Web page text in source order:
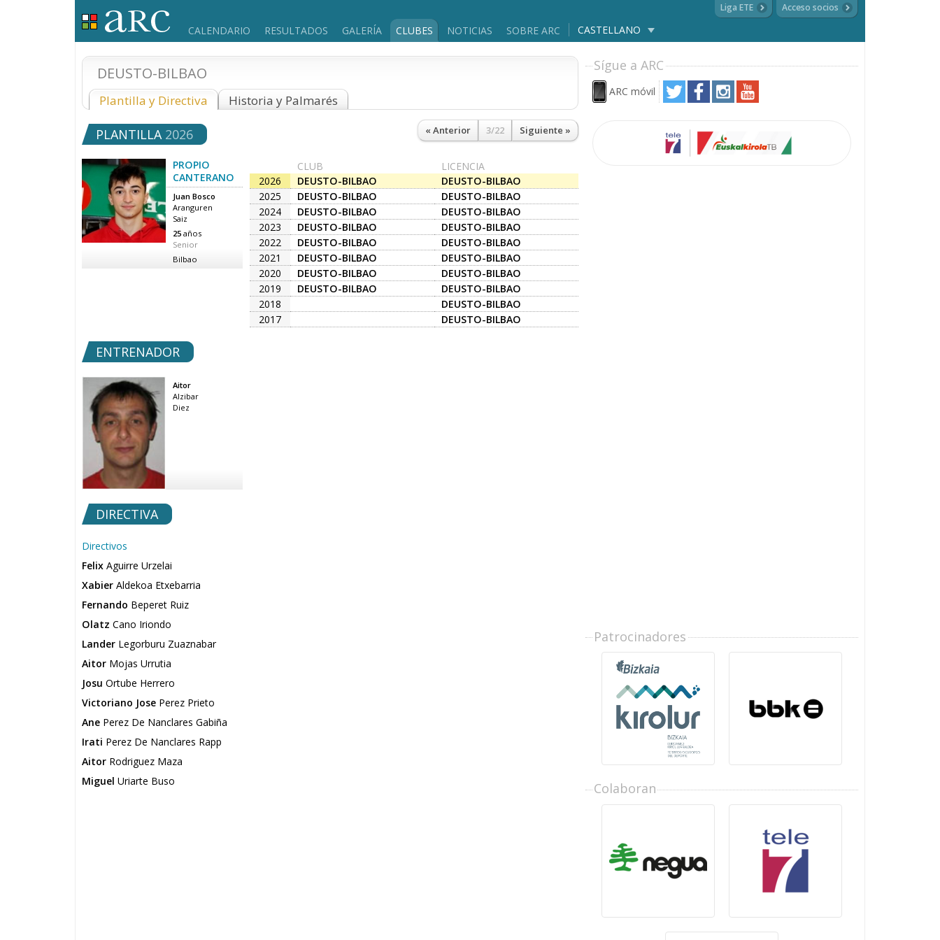
CALENDARIO RESULTADOS GALERÍA CLUBES NOTICIAS SOBRE ARC CASTELLANO
Liga ETE Acceso socios
DEUSTO-BILBAO
Plantilla y Directiva Historia y Palmarés
« Anterior 3/22 Siguiente »
PLANTILLA 2026
PROPIO
CANTERANO
Juan Bosco
Aranguren
Saiz
25 años
Senior
Bilbao
CLUB
LICENCIA
2026
DEUSTO-BILBAO
DEUSTO-BILBAO
2025
DEUSTO-BILBAO
DEUSTO-BILBAO
2024
DEUSTO-BILBAO
DEUSTO-BILBAO
2023
DEUSTO-BILBAO
DEUSTO-BILBAO
2022
DEUSTO-BILBAO
DEUSTO-BILBAO
2021
DEUSTO-BILBAO
DEUSTO-BILBAO
2020
DEUSTO-BILBAO
DEUSTO-BILBAO
2019
DEUSTO-BILBAO
DEUSTO-BILBAO
2018
DEUSTO-BILBAO
2017
DEUSTO-BILBAO
ENTRENADOR
Aitor
Alzibar
Diez
DIRECTIVA
Directivos
Felix Aguirre Urzelai
Xabier Aldekoa Etxebarria
Fernando Beperet Ruiz
Olatz Cano Iriondo
Lander Legorburu Zuaznabar
Aitor Mojas Urrutia
Josu Ortube Herrero
Victoriano Jose Perez Prieto
Ane Perez De Nanclares Gabiña
Irati Perez De Nanclares Rapp
Aitor Rodriguez Maza
Miguel Uriarte Buso
Sígue a ARC
ARC móvil
Patrocinadores
Colaboran